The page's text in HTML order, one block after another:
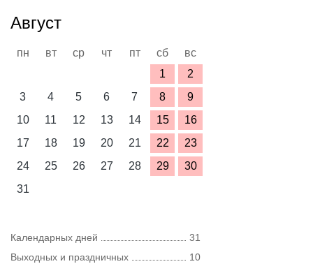
Август
пн вт ср чт пт сб
вс
1
2
3
4 5 6 7 8
9
10
11 12 13 14 15
16
17
18 19 20 21 22
23
24
25 26 27 28 29
30
31
Календарных дней
31
Выходных и праздничных
10